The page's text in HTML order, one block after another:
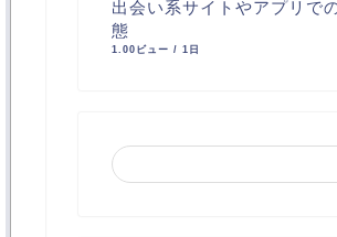
出会い系サイトやアプリで
態
1.00ビュー / 1日